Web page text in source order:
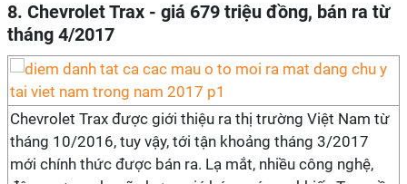
8. Chevrolet Trax - giá 679 triệu đồng, bán ra từ
tháng 4/2017
Chevrolet Trax được giới thiệu ra thị trường Việt Nam từ
tháng 10/2016, tuy vậy, tới tận khoảng tháng 3/2017
mới chính thức được bán ra. Lạ mắt, nhiều công nghệ,